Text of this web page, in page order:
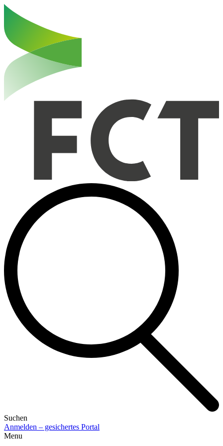
Haut de la page
Suchen
Anmelden – gesichertes Portal
Menu